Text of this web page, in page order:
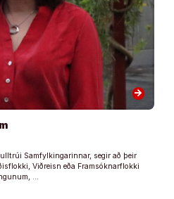
arrow_forward
Samfylkingarinnar, segir að þeir
Viðreisn eða Framsóknarflokki
…